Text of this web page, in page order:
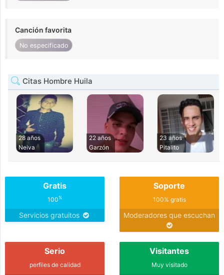
Canción favorita
No especificado
Citas Hombre Huila
28 años
Neiva
22 años
Garzón
23 años
Pitalito
Gratis
100%
Servicios gratuitos
Soporte
100% gratis
Moderadores que escuchan
Serio
perfiles de calidad
Visitantes
Muy visitado